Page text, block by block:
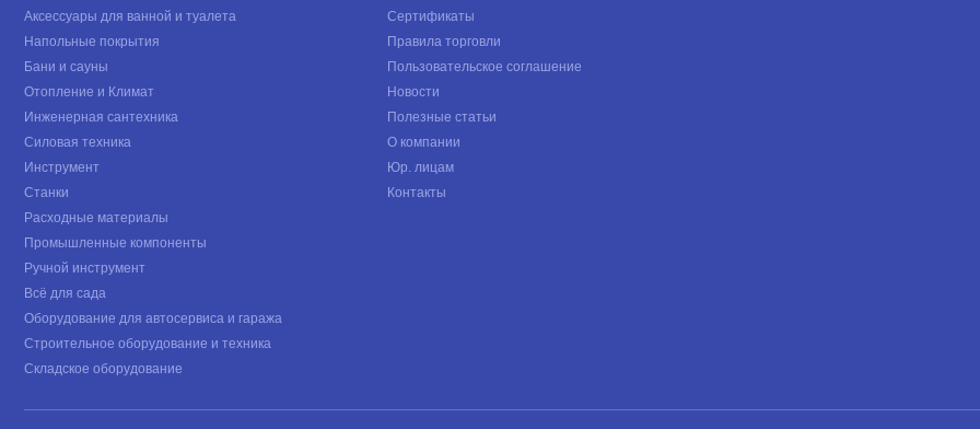
Аксессуары для ванной и туалета
Напольные покрытия
Бани и сауны
Отопление и Климат
Инженерная сантехника
Силовая техника
Инструмент
Станки
Расходные материалы
Промышленные компоненты
Ручной инструмент
Всё для сада
Оборудование для автосервиса и гаража
Строительное оборудование и техника
Складское оборудование
Сертификаты
Правила торговли
Пользовательское соглашение
Новости
Полезные статьи
О компании
Юр. лицам
Контакты